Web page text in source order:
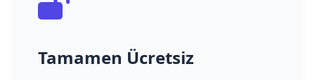
Tamamen Ücretsiz